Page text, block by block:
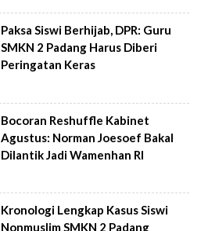
Paksa Siswi Berhijab, DPR: Guru
SMKN 2 Padang Harus Diberi
Peringatan Keras
Bocoran Reshuffle Kabinet
Agustus: Norman Joesoef Bakal
Dilantik Jadi Wamenhan RI
Kronologi Lengkap Kasus Siswi
Nonmuslim SMKN 2 Padang